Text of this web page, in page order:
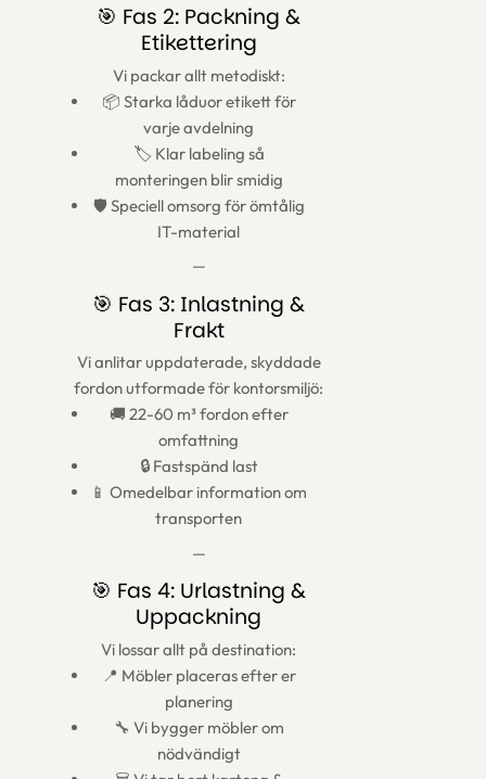
🎯 Fas 2: Packning &
Etikettering
Vi packar allt metodiskt:
📦 Starka låduor etikett för
varje avdelning
🏷️ Klar labeling så
monteringen blir smidig
🛡️ Speciell omsorg för ömtålig
IT-material
—
🎯 Fas 3: Inlastning &
Frakt
Vi anlitar uppdaterade, skyddade
fordon utformade för kontorsmiljö:
🚚 22-60 m³ fordon efter
omfattning
🔒 Fastspänd last
📱 Omedelbar information om
transporten
—
🎯 Fas 4: Urlastning &
Uppackning
Vi lossar allt på destination:
📍 Möbler placeras efter er
planering
🔧 Vi bygger möbler om
nödvändigt